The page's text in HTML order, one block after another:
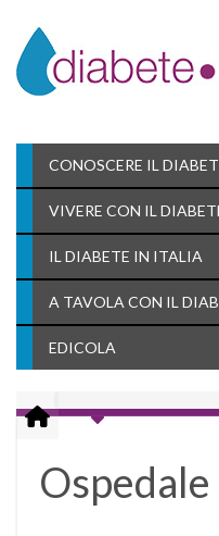
CONOSCERE IL
VIVERE CON IL
IL DIABETE IN ITALIA
A TAVOLA CON IL
EDICOLA